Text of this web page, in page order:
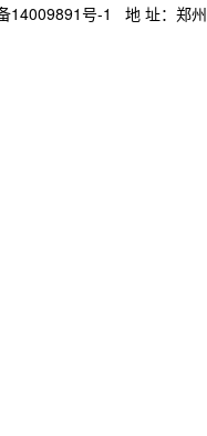
14009891号-1 地 址：郑